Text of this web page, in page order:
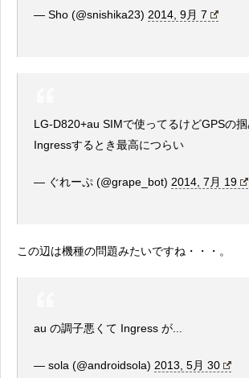
— Sho (@snishika23) 2014, 9月 7
LG-D820+au SIMで使ってるけどGPSの掴
Ingressするとき最高につらい
— ぐれーぷ (@grape_bot) 2014, 7月 19
この辺は機種の問題みたいですね・・・。
au の調子悪くて Ingress が...
— sola (@androidsola) 2013, 5月 30